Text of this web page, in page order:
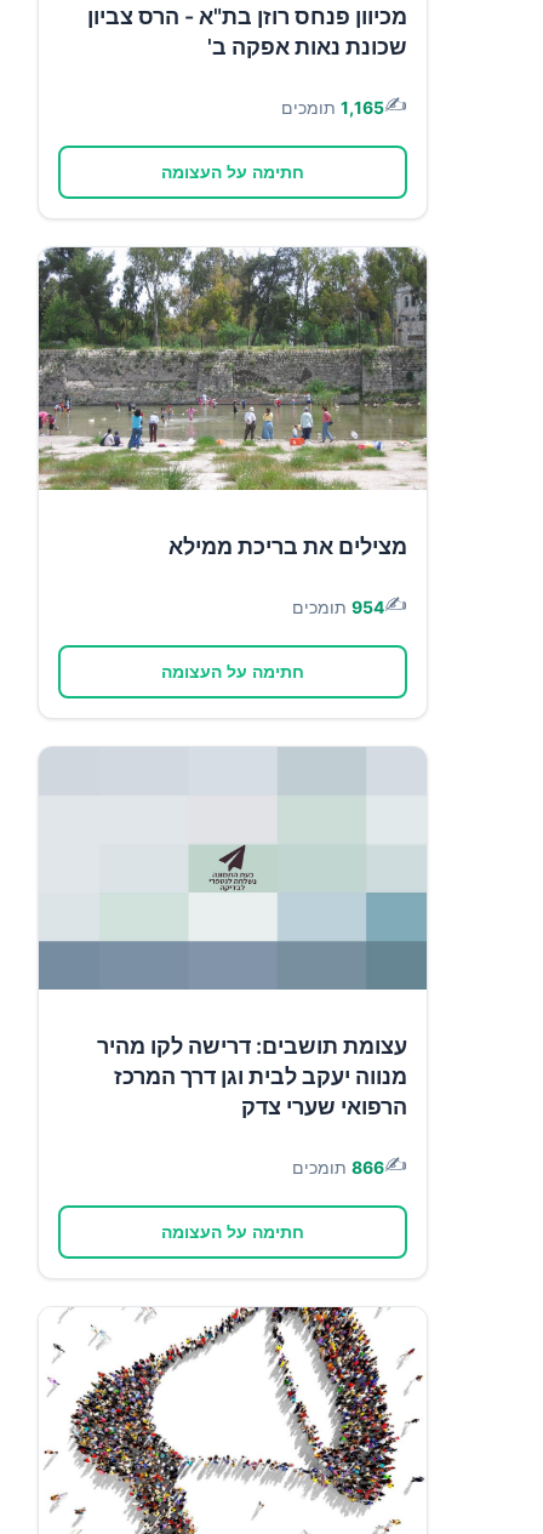
מכיוון פנחס רוזן בת"א - הרס צביון
שכונת נאות אפקה ב'
✍️
1,165 תומכים
חתימה על העצומה
מצילים את בריכת ממילא
✍️
954 תומכים
חתימה על העצומה
עצומת תושבים: דרישה לקו מהיר
מנווה יעקב לבית וגן דרך המרכז
הרפואי שערי צדק
✍️
866 תומכים
חתימה על העצומה